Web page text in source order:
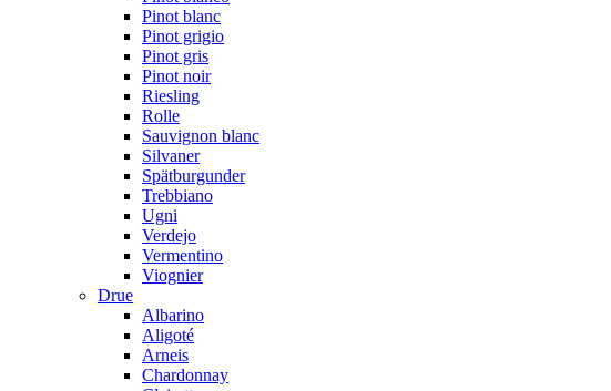
Pinot blanc
Pinot grigio
Pinot gris
Pinot noir
Riesling
Rolle
Sauvignon blanc
Silvaner
Spätburgunder
Trebbiano
Ugni
Verdejo
Vermentino
Viognier
Drue
Albarino
Aligoté
Arneis
Chardonnay